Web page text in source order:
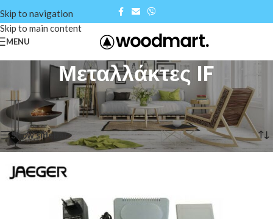
Skip to navigation
Skip to main content
MENU
Μεταλλάκτες IF
Αρχική σελίδα Shop/Μεταλλάκτες IF
Προβάλλονται όλα - 2 αποτελέσματα
Show sidebar